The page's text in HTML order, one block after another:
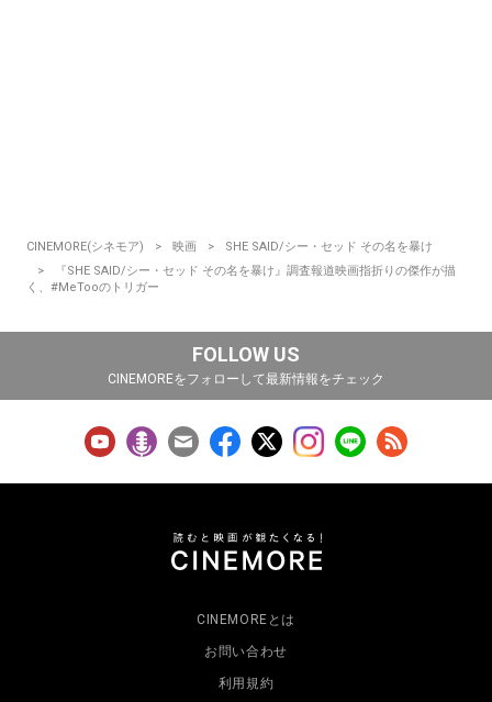
CINEMORE(シネモア) 映画
SHE SAID/シー・セッド その名を暴け
『SHE SAID/シー・セッド その名を暴け』調査報道映画指折りの傑作が描
く、#MeTooのトリガー
FOLLOW US
CINEMOREをフォローして最新情報をチェック
CINEMOREとは
お問い合わせ
利用規約